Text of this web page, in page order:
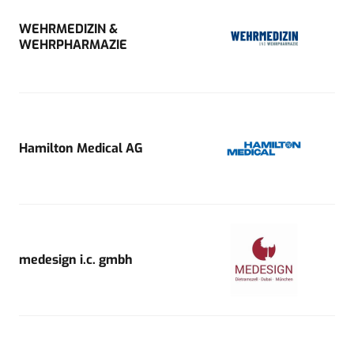
WEHRMEDIZIN &
WEHRPHARMAZIE
Hamilton Medical AG
medesign i.c. gmbh